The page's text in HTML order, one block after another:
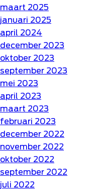
maart 2025
januari 2025
april 2024
december 2023
oktober 2023
september 2023
mei 2023
april 2023
maart 2023
februari 2023
december 2022
november 2022
oktober 2022
september 2022
juli 2022